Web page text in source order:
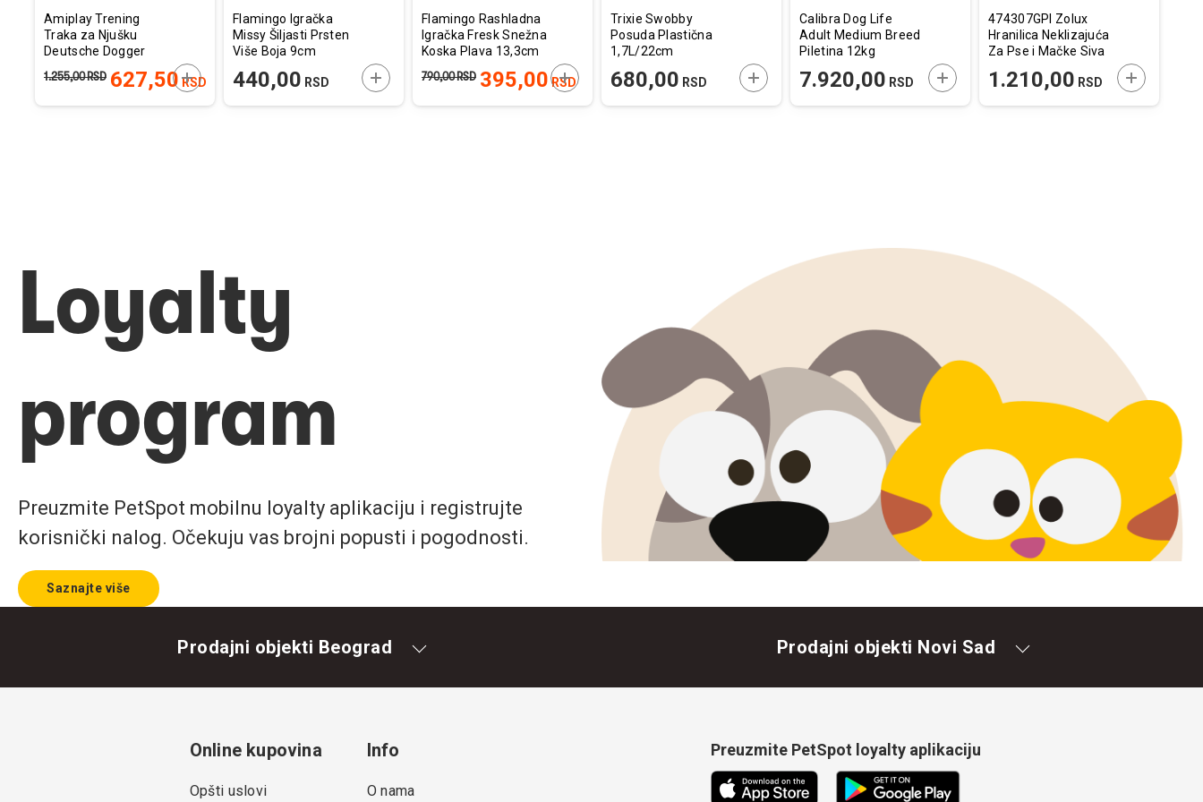
U KORPU
Amiplay Trening
Traka za Njušku
Deutsche Dogger
x 56-75cm x 2cm627,50 RSD
1.255,00RSD DODAJTE U KORPU
Flamingo Igračka
Missy Šiljasti Prsten
Više Boja 9cm
440,00 RSD DODAJTE U KORPU
Flamingo Rashladna
Igračka Fresk Snežna
Koska Plava 13,3cm
395,00RSD
790,00RSD DODAJTE U KORPU
Trixie Swobby
Posuda Plastična
1,7L/22cm
680,00 RSD DODAJTE U KORPU
Calibra Dog Life
Adult Medium Breed
Piletina 12kg
7.920,00 RSD DODAJTE U KORPU
474307GPI Zolux
Hranilica Neklizajuća
Za Pse i Mačke Siva
1.210,00 RSD DODAJTE U
Loyalty
program
Preuzmite PetSpot mobilnu loyalty aplikaciju i registrujte
korisnički nalog. Očekuju vas brojni popusti i pogodnosti.
Saznajte više
Prodajni objekti Beograd Prodajni objekti Novi Sad
Online kupovina
Opšti uslovi
Info
O nama
Preuzmite PetSpot loyalty aplikaciju